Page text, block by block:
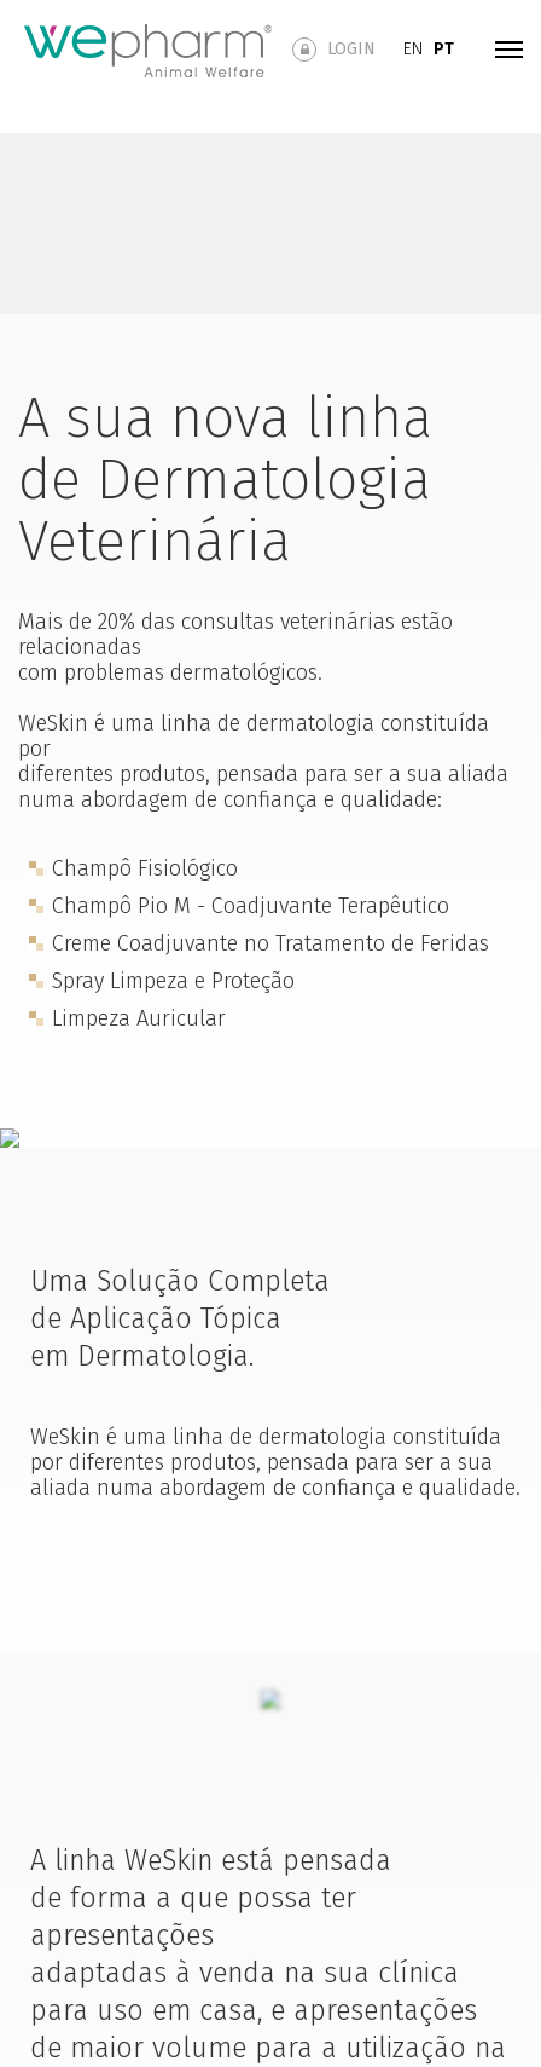
LOGIN EN PT
A sua nova linha
de Dermatologia
Veterinária
Mais de 20% das consultas veterinárias estão
relacionadas
com problemas dermatológicos.
WeSkin é uma linha de dermatologia constituída
por
diferentes produtos, pensada para ser a sua aliada
numa abordagem de confiança e qualidade:
Champô Fisiológico
Champô Pio M - Coadjuvante Terapêutico
Creme Coadjuvante no Tratamento de Feridas
Spray Limpeza e Proteção
Limpeza Auricular
Uma Solução Completa
de Aplicação Tópica
em Dermatologia.
WeSkin é uma linha de dermatologia constituída
por diferentes produtos, pensada para ser a sua
aliada numa abordagem de confiança e qualidade.
A linha WeSkin está pensada
de forma a que possa ter
apresentações
adaptadas à venda na sua clínica
para uso em casa, e apresentações
de maior ​volume para a utilização na